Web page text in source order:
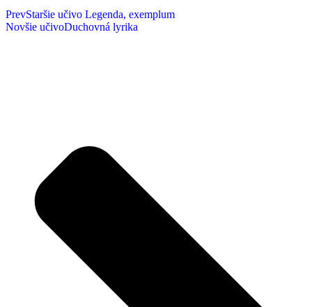
PrevStaršie učivo Legenda, exemplum
Novšie učivoDuchovná lyrika